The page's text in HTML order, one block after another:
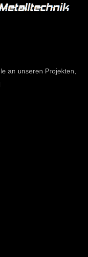
an unseren Projekten,